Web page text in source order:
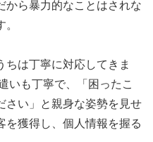
から暴力的なことはされな
ちは丁寧に対応してきま
いも丁寧で、「困ったこ
さい」と親身な姿勢を見せ
を獲得し、個人情報を握る